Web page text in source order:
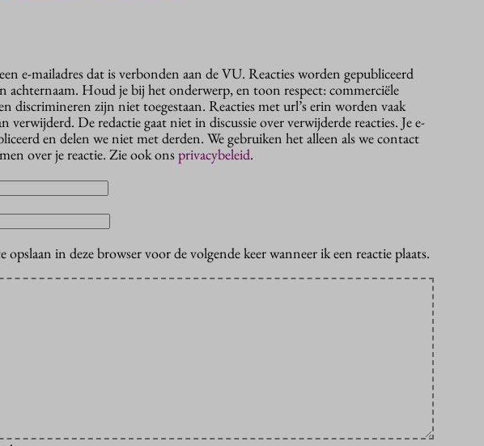
e-mailadres dat is verbonden aan de VU. Reacties worden gepubliceerd
achternaam. Houd je bij het onderwerp, en toon respect: commerciële
discrimineren zijn niet toegestaan. Reacties met url’s erin worden vaak
verwijderd. De redactie gaat niet in discussie over verwijderde reacties. Je e-
en delen we niet met derden. We gebruiken het alleen als we contact
over je reactie. Zie ook onsprivacybeleid.
opslaan in deze browser voor de volgende keer wanneer ik een reactie plaats.